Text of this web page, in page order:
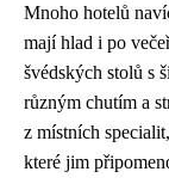
Mnoho hotelů
mají hlad i po
švédských stolů s
různým chutím a
z místních
které jim